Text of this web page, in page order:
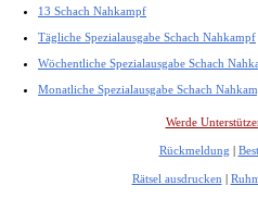
13 Schach Nahkampf
Tägliche Spezialausgabe Schach Nahkampf
Wöchentliche Spezialausgabe Schach
Monatliche Spezialausgabe Schach
Werde
Rückmeldung |
Rätsel ausdrucken |